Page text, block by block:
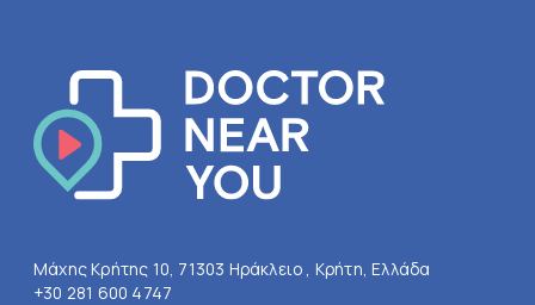
Μάχης Κρήτης 10, 71303 Ηράκλειο , Κρήτη, Ελλάδα
+30 281 600 4747